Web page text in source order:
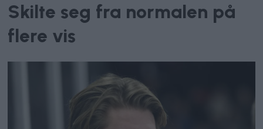
Skilte seg fra normalen på
flere vis